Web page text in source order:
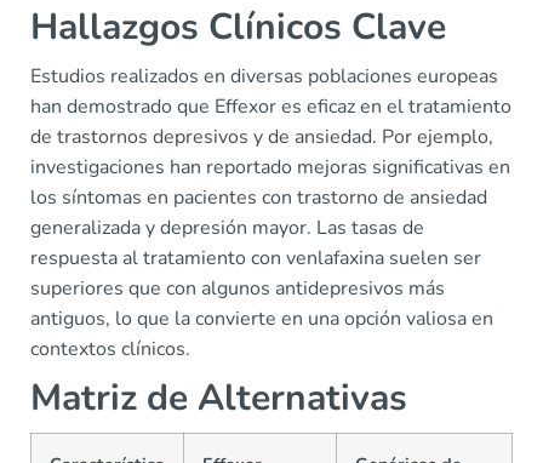
Hallazgos Clínicos Clave
Estudios realizados en diversas poblaciones europeas
han demostrado que Effexor es eficaz en el tratamiento
de trastornos depresivos y de ansiedad. Por ejemplo,
investigaciones han reportado mejoras significativas en
los síntomas en pacientes con trastorno de ansiedad
generalizada y depresión mayor. Las tasas de
respuesta al tratamiento con venlafaxina suelen ser
superiores que con algunos antidepresivos más
antiguos, lo que la convierte en una opción valiosa en
contextos clínicos.
Matriz de Alternativas